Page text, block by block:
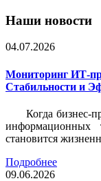
Наши новости
04.07.2026
Мониторинг ИТ-
Стабильности и
Когда бизнес-
информационных
становится
Подробнее
09.06.2026